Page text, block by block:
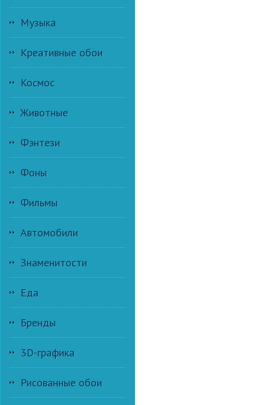
Музыка
Креативные обои
Космос
Животные
Фэнтези
Фоны
Фильмы
Автомобили
Знаменитости
Еда
Бренды
3D-графика
Рисованные обои